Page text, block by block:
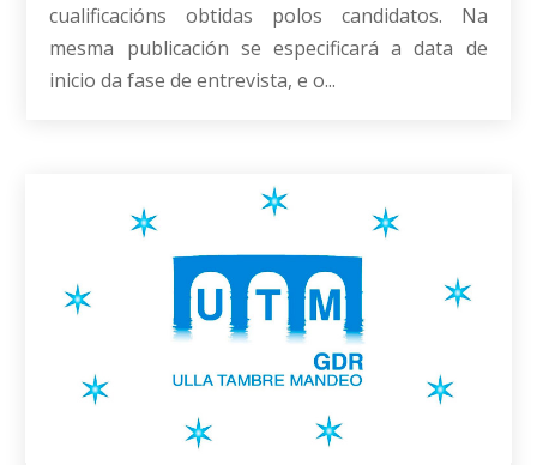
cualificacións obtidas polos candidatos. Na
mesma publicación se especificará a data de
inicio da fase de entrevista, e o...